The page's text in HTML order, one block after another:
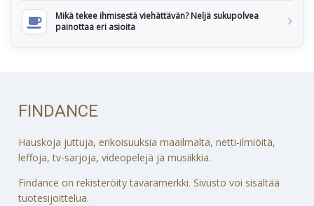
Mikä tekee ihmisestä viehättävän? Neljä sukupolvea
painottaa eri asioita
FINDANCE
Hauskoja juttuja, erikoisuuksia maailmalta, netti-ilmiöitä,
leffoja, tv-sarjoja, videopelejä ja musiikkia.
Findance on rekisteröity tavaramerkki. Sivusto voi sisältää
tuotesijoittelua.